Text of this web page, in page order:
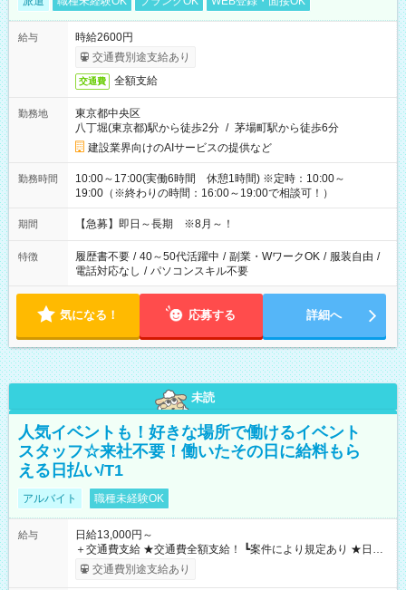
給与
時給2600円
交通費別途支給あり
交通費 全額支給
勤務地
東京都中央区
八丁堀(東京都)駅から徒歩2分 / 茅場町駅から徒歩6分
建設業界向けのAIサービスの提供など
勤務時間
10:00～17:00(実働6時間 休憩1時間) ※定時：10:00～
19:00（※終わりの時間：16:00～19:00で相談可！）
期間 【急募】即日～長期 ※8月～！
特徴 履歴書不要 / 40～50代活躍中 / 副業・WワークOK / 服装自由 /
電話対応なし / パソコンスキル不要
気になる！ 応募する 詳細へ
未読
人気イベントも！好きな場所で働けるイベント
スタッフ☆来社不要！働いたその日に給料もら
える日払い/T1
アルバイト 職種未経験OK
給与
日給13,000円～
＋交通費支給 ★交通費全額支給！ ┗案件により規定あり ★日払
いOK！（規定あり） ┗働いたその日に現金GET♪ お仕事後はコ
ンビニATMから 日払い分を引き落とせます！ 【試用期間】試
交通費別途支給あり